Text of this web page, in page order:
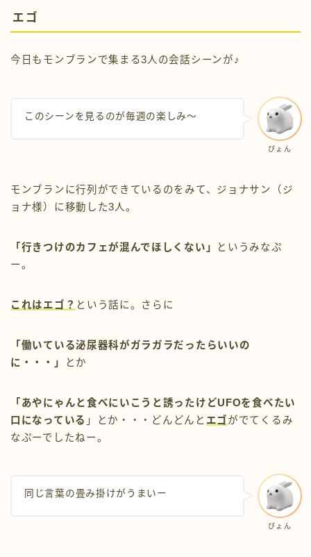
エゴ
今日もモンブランで集まる3人の会話シーンが♪
ぴょん
このシーンを見るのが毎週の楽しみ〜
モンブランに行列ができているのをみて、ジョナサン（ジ
ョナ様）に移動した3人。
「行きつけのカフェが混んでほしくない」
というみなぷ
ー。
これはエゴ？ という話に。さらに
「働いている泌尿器科がガラガラだったらいいの
に・・・」
とか
「あやにゃんと食べにいこうと誘ったけどUFOを食べたい
口になっている 」とか・・・どんどんと エゴがでてくるみ
なぷーでしたねー。
ぴょん
同じ言葉の畳み掛けがうまいー